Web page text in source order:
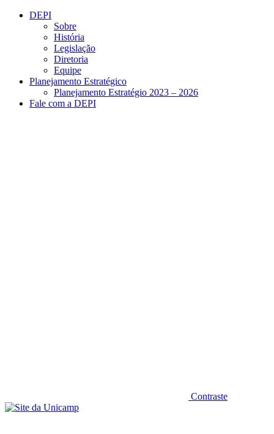
Conteúdo principal
DEPI
Sobre
História
Legislação
Diretoria
Equipe
Planejamento Estratégico
Planejamento Estratégio 2023 – 2026
Fale com a DEPI
Contraste